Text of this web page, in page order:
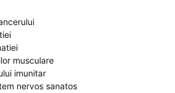
musculare
imunitar
nervos sanatos